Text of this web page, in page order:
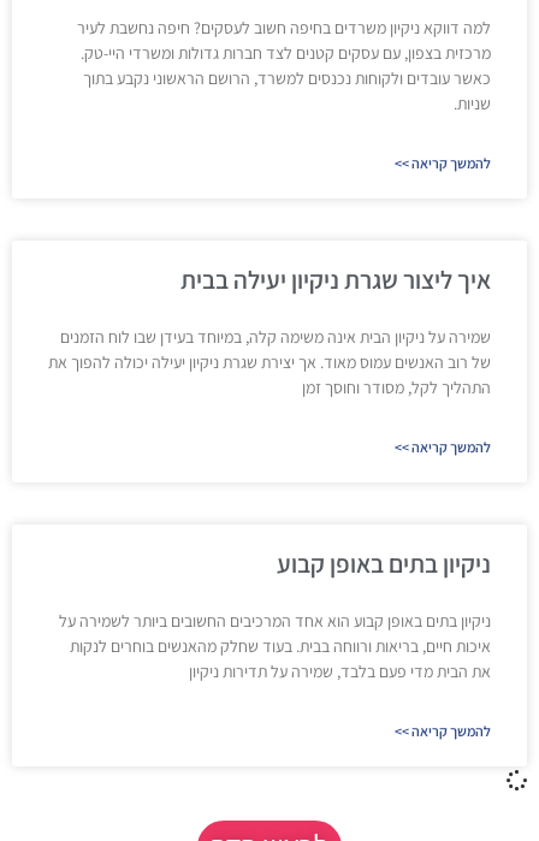
למה דווקא ניקיון משרדים בחיפה חשוב לעסקים? חיפה נחשבת לעיר
מרכזית בצפון, עם עסקים קטנים לצד חברות גדולות ומשרדי היי-טק.
כאשר עובדים ולקוחות נכנסים למשרד, הרושם הראשוני נקבע בתוך
שניות.
להמשך קריאה >>
איך ליצור שגרת ניקיון יעילה בבית
שמירה על ניקיון הבית אינה משימה קלה, במיוחד בעידן שבו לוח הזמנים
של רוב האנשים עמוס מאוד. אך יצירת שגרת ניקיון יעילה יכולה להפוך את
התהליך לקל, מסודר וחוסך זמן
להמשך קריאה >>
ניקיון בתים באופן קבוע
ניקיון בתים באופן קבוע הוא אחד המרכיבים החשובים ביותר לשמירה על
איכות חיים, בריאות ורווחה בבית. בעוד שחלק מהאנשים בוחרים לנקות
את הבית מדי פעם בלבד, שמירה על תדירות ניקיון
להמשך קריאה >>